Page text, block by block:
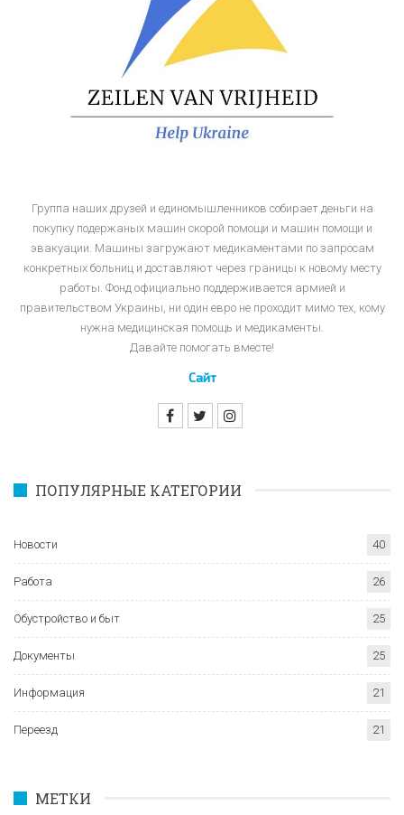
Группа наших друзей и единомышленников собирает деньги на
покупку подержаных машин скорой помощи и машин помощи и
эвакуации. Машины загружают медикаментами по запросам
конкретных больниц и доставляют через границы к новому месту
работы. Фонд официально поддерживается армией и
правительством Украины, ни один евро не проходит мимо тех, кому
нужна медицинская помощь и медикаменты.
Давайте помогать вместе!
Сайт
ПОПУЛЯРНЫЕ КАТЕГОРИИ
Новости 40
Работа 26
Обустройство и быт 25
Документы 25
Информация 21
Переезд 21
МЕТКИ